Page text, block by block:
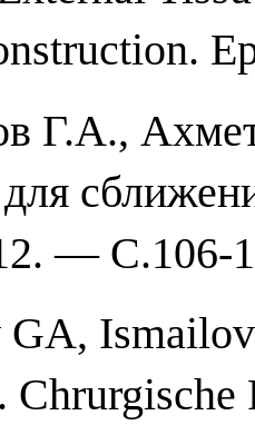
Г.А.,
для
— С.106-